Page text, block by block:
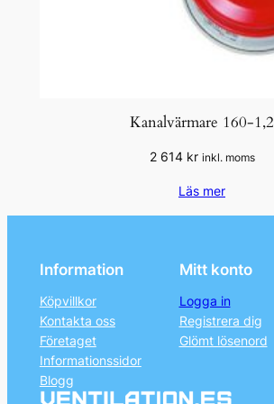
Kanalvärmare 160-1,2
2 614 kr inkl. moms
Läs mer
Information
Köpvillkor
Kontakta oss
Företaget
Informationssidor
Blogg
Mitt konto
Logga in
Registrera dig
Glömt lösenord